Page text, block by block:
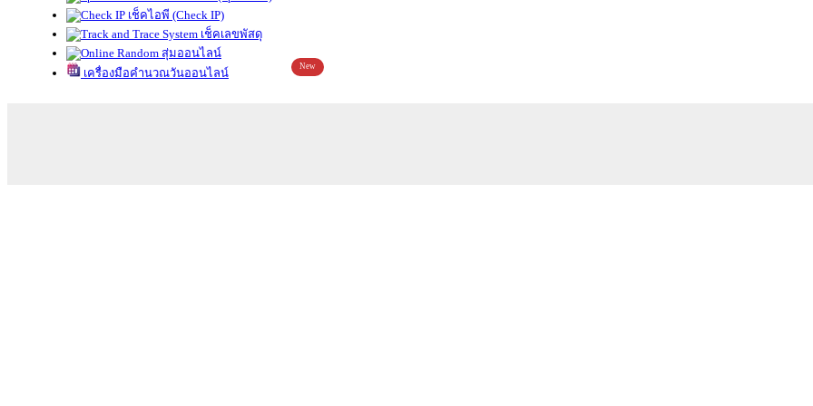
เช็คไอพี (Check IP)
เช็คเลขพัสดุ
สุ่มออนไลน์
เครื่องมือคำนวณวันออนไลน์
New